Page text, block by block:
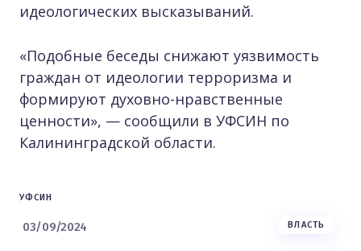
идеологических высказываний.
«Подобные беседы снижают уязвимость
граждан от идеологии терроризма и
формируют духовно-нравственные
ценности», — сообщили в УФСИН по
Калининградской области.
УФСИН
03/09/2024 ВЛАСТЬ